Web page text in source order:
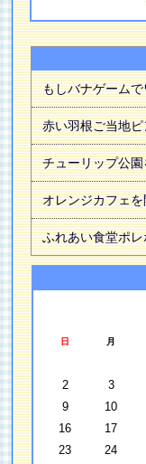
もしバナゲーム
赤い羽根ご当地
チューリップ公
オレンジカフェ
ふれあい食堂ポ
日 月
2
3
9
10
16
17
23
24